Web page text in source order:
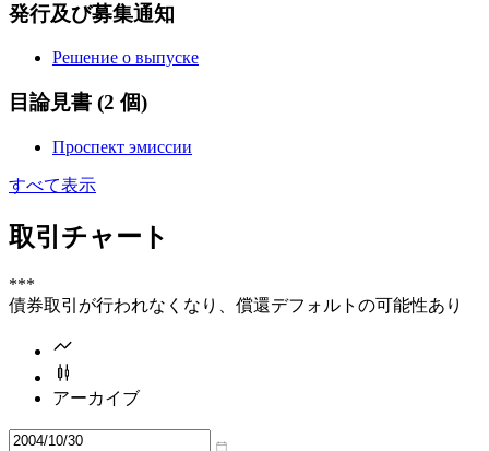
発行及び募集通知
Решение о выпуске
目論見書 (2 個)
Проспект эмиссии
すべて表示
取引チャート
***
債券取引が行われなくなり、償還デフォルトの可能性あり
アーカイブ